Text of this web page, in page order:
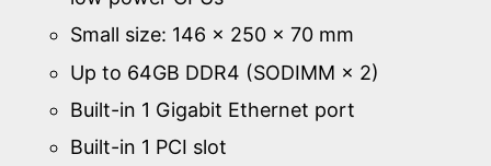
Small size: 146 × 250 × 70 mm
Up to 64GB DDR4 (SODIMM × 2)
Built-in 1 Gigabit Ethernet port
Built-in 1 PCI slot